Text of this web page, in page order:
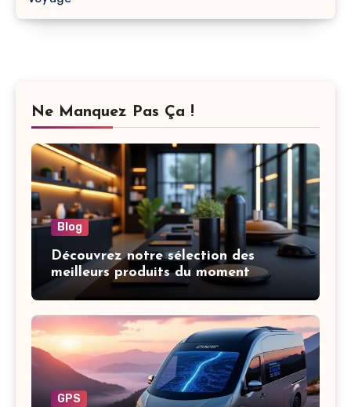
Ne Manquez Pas Ça !
Blog
Découvrez notre sélection des
meilleurs produits du moment
GPS